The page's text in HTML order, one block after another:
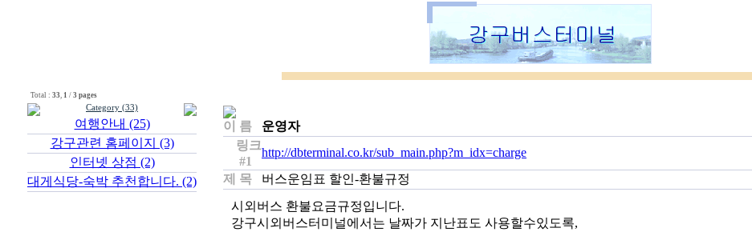
Total : 33, 1 / 3 pages
Category (33)
여행안내 (25)
강구관련 홈페이지 (3)
인터넷 상점 (2)
대게식당-숙박 추천합니다. (2)
이 름 운영자
링크
#1
http://dbterminal.co.kr/sub_main.php?m_idx=charge
제 목 버스운임표 할인-환불규정
시외버스 환불요금규정입니다.
강구시외버스터미널에서는 날짜가 지난표도 사용할수있도록,